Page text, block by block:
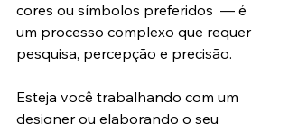
cores ou símbolos preferidos  — é
um processo complexo que requer
pesquisa, percepção e precisão.
Esteja você trabalhando com um
designer ou elaborando o seu